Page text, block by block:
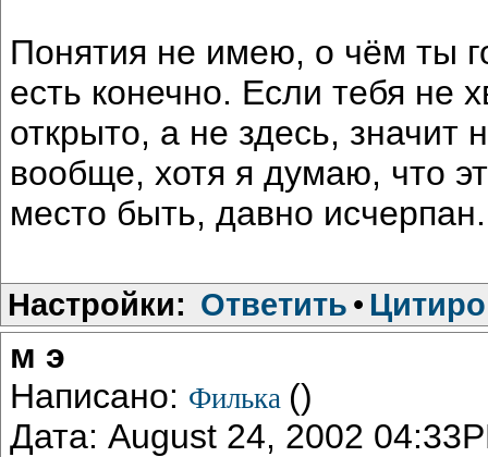
Понятия не имею, о чём ты
есть конечно. Если тебя не
открыто, а не здесь, значит
вообще, хотя я думаю, что
место быть, давно исчерпан.
Настройки: Ответить •
м э
Написано: Филька ()
Дата: August 24, 2002